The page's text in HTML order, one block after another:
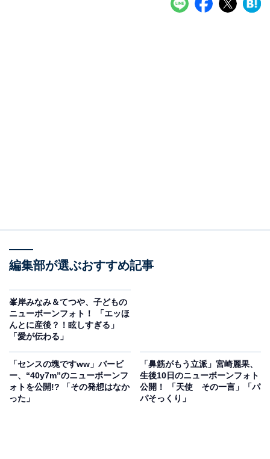
編集部が選ぶおすすめ記事
峯岸みなみ＆てつや、子どもの
ニューボーンフォト！ 「エッほ
んとに産後？！眩しすぎる」
「愛が伝わる」
「センスの塊ですww」バービ
ー、“40y7m”のニューボーンフ
ォトを公開!? 「その発想はなか
った」
「鼻筋がもう立派」宮崎麗果、
生後10日のニューボーンフォト
公開！ 「天使 その一言」「パ
パそっくり」